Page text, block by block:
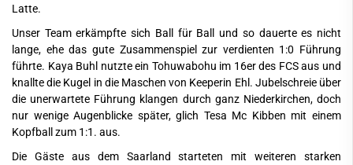
Latte.
Unser Team erkämpfte sich Ball für Ball und so dauerte es nicht
lange, ehe das gute Zusammenspiel zur verdienten 1:0 Führung
führte. Kaya Buhl nutzte ein Tohuwabohu im 16er des FCS aus und
knallte die Kugel in die Maschen von Keeperin Ehl. Jubelschreie über
die unerwartete Führung klangen durch ganz Niederkirchen, doch
nur wenige Augenblicke später, glich Tesa Mc Kibben mit einem
Kopfball zum 1:1. aus.
Die Gäste aus dem Saarland starteten mit weiteren starken